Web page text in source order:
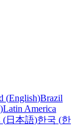
(English)Brazil
)Latin America
(日本語)한국 (한